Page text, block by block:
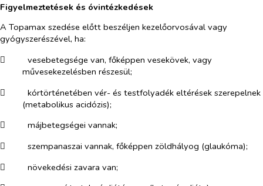
Figyelmeztetések és óvintézkedések
A Topamax szedése előtt beszéljen kezelőorvosával vagy
gyógyszerészével, ha:
​
vesebetegsége van, főképpen vesekövek, vagy
művesekezelésben részesül;
​
kórtörténetében vér- és testfolyadék eltérések szerepelnek
(metabolikus acidózis);
​
májbetegségei vannak;
​
szempanaszai vannak, főképpen zöldhályog (glaukóma);
​
növekedési zavara van;